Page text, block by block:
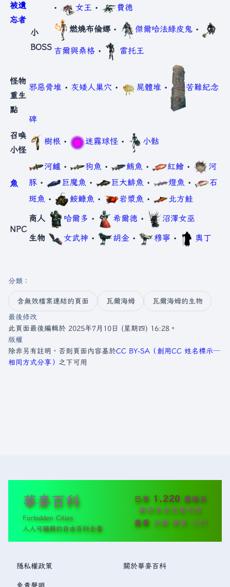
被遺
忘者
•
女王 • 費德
小
BOSS
燃燒布倫娜 • 傑爾哈法綠皮鬼 •
吉爾與桑格 • 雷托王
怪物
重生
點
邪惡骨堆 • 灰矮人巢穴 • 屍體堆 • 苦難紀念
碑
召喚
小怪
樹根 • 迷霧球怪 • 小骷
魚
河鱸 • 狗魚 • 鮪魚 • 紅鱠 •
河
豚 • 巨魔魚 • 巨大鯡魚 • 燈魚 •
石
斑魚 • 鮟鱇魚 • 岩漿魚 • 北方鮭
NPC
商人 哈爾多 • 希爾德 • 沼澤女巫
生物 女武神 • 胡金 • 穆寧 • 奧丁
分類 ：​
含無效檔案連結的頁面 瓦爾海姆
瓦爾海姆的生物
最後修改
此頁面最後編輯於 2025年7月10日 (星期四) 16:28。
版權
除非另有註明，否則頁面內容基於CC BY-SA（創用CC 姓名標示─
相同方式分享） 之下可用
華麥百科
Forbidden Cities
人人可編輯的自由百科全書
已有 1,220 篇條目
歡迎各位完善內容
查看 分類 變更 入門
隱私權政策 關於華麥百科